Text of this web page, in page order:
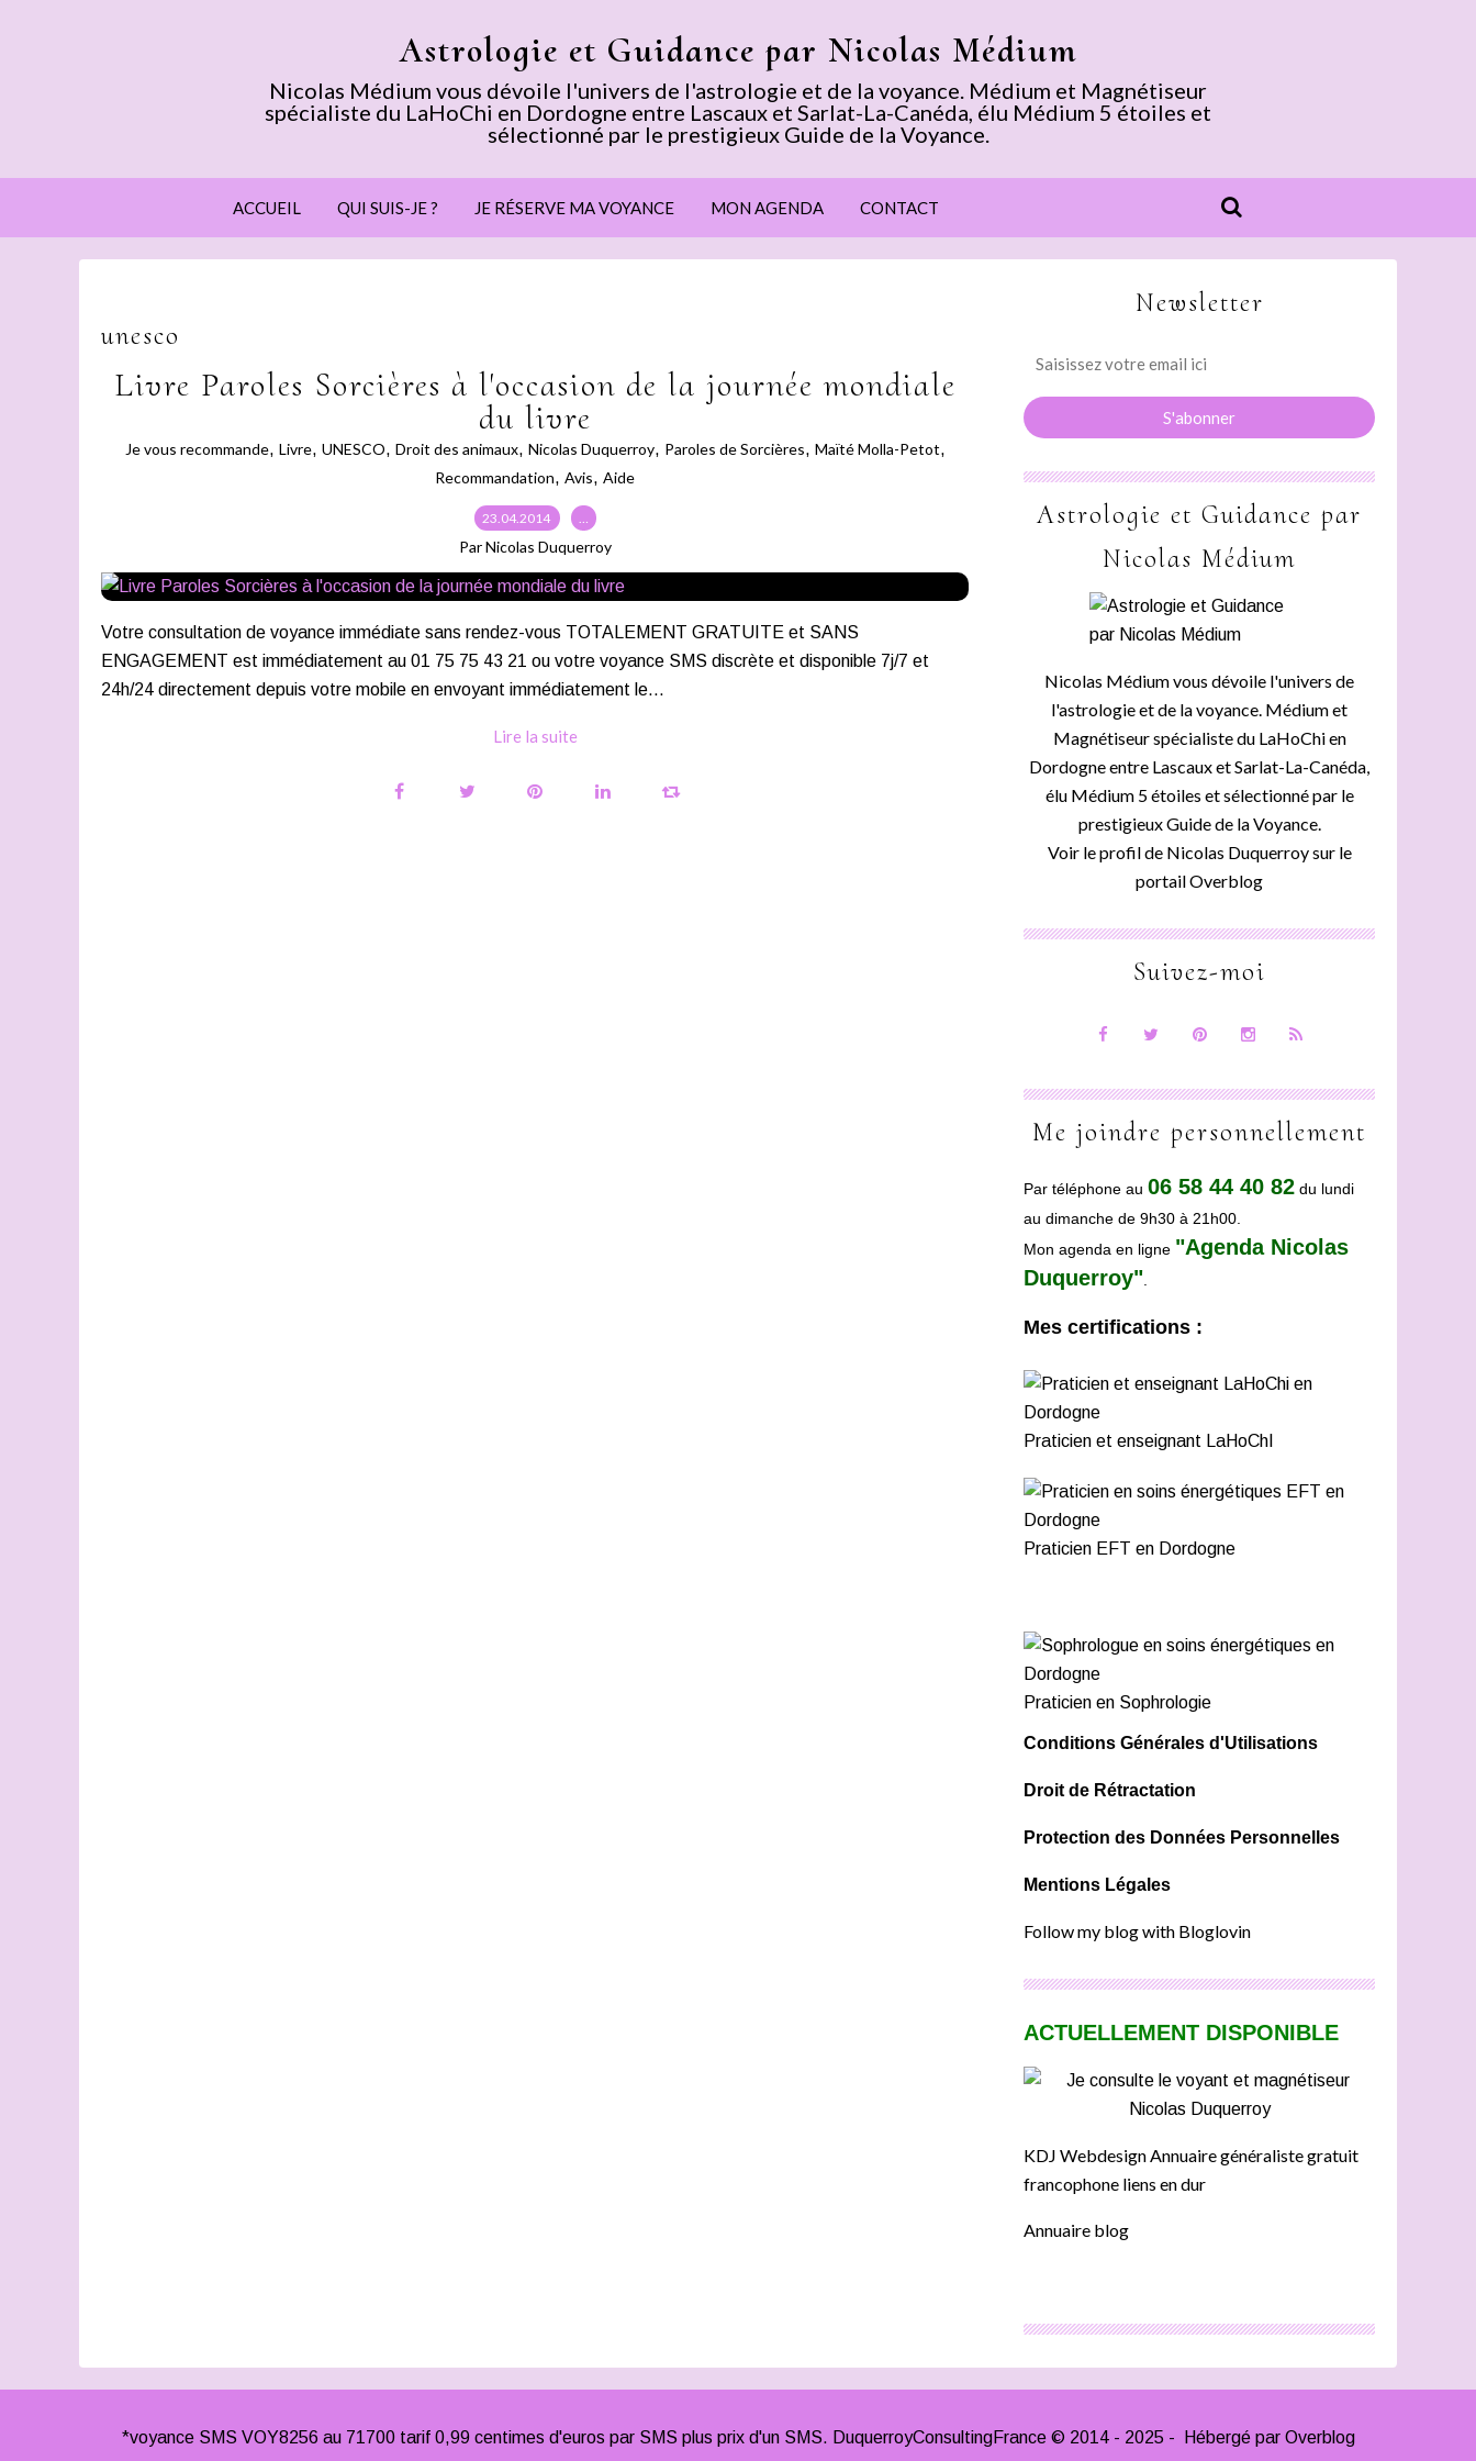
Astrologie et Guidance par Nicolas Médium
Nicolas Médium vous dévoile l'univers de l'astrologie et de la voyance. Médium et Magnétiseur
spécialiste du LaHoChi en Dordogne entre Lascaux et Sarlat-La-Canéda, élu Médium 5 étoiles et
sélectionné par le prestigieux Guide de la Voyance.
ACCUEIL QUI SUIS-JE ? JE RÉSERVE MA VOYANCE MON AGENDA CONTACT
unesco
Livre Paroles Sorcières à l'occasion de la journée mondiale
du livre
Je vous recommande, Livre, UNESCO, Droit des animaux, Nicolas Duquerroy, Paroles de Sorcières, Maïté Molla-Petot,
Recommandation, Avis, Aide
23.04.2014 …
Par Nicolas Duquerroy
Votre consultation de voyance immédiate sans rendez-vous TOTALEMENT GRATUITE et SANS
ENGAGEMENT est immédiatement au 01 75 75 43 21 ou votre voyance SMS discrète et disponible 7j/7 et
24h/24 directement depuis votre mobile en envoyant immédiatement le...
Lire la suite
Newsletter
Astrologie et Guidance par
Nicolas Médium
Nicolas Médium vous dévoile l'univers de
l'astrologie et de la voyance. Médium et
Magnétiseur spécialiste du LaHoChi en
Dordogne entre Lascaux et Sarlat-La-Canéda,
élu Médium 5 étoiles et sélectionné par le
prestigieux Guide de la Voyance.
Voir le profil de Nicolas Duquerroysur le
portail Overblog
Suivez-moi
ACTUELLEMENT DISPONIBLE
KDJ Webdesign Annuaire généraliste gratuit
francophone liens en dur
Annuaire blog
Me joindre personnellement
Par téléphone au 06 58 44 40 82 du lundi
au dimanche de 9h30 à 21h00.
Mon agenda en ligne "Agenda Nicolas
Duquerroy"
Mes certifications :
Praticien et enseignant LaHoChI
Praticien EFT en Dordogne
Praticien en Sophrologie
Conditions Générales d'Utilisations
Droit de Rétractation
Protection des Données Personnelles
Mentions Légales
Follow my blog with Bloglovin
*voyance SMS VOY8256 au 71700 tarif 0,99 centimes d'euros par SMS plus prix d'un SMS. DuquerroyConsultingFrance © 2014 - 2025 - Hébergé par Overblog